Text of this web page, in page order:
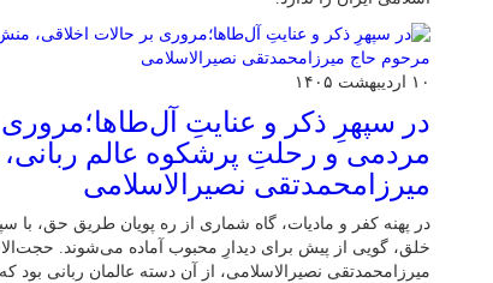
۱۰ اردیبهشت ۱۴۰۵
در سپهرِ ذکر و عنایتِ
مردمی و رحلتِ پرشکوه عالم
میرزامحمدتقی نصیرالاسلامی
در پهنه کفر و مادیات، گاه شماری از ره پویان طریق حق،
خلق، گویی از پیش برای دیدارِ محبوب آماده می‌شوند.
میرزامحمدتقی نصیرالاسلامی، از آن دسته عالمان ربانی